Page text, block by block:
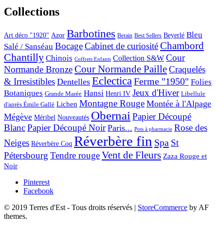
Collections
Art déco "1920" Azor Barbotines Berain Best Sellers Beyerlé Bleu
Salé / Sanséau BocageCabinet de curiositéChambord
Chantilly Chinois Coffrets Enfants Collection S&W Cour
Normande BronzeCour Normande PailleCraquelés
& Irresistibles Dentelles EclecticaFerme "1950" Folies
Botaniques Grande Marée Hansi Henri IV Jeux d'Hiver Libellule
d'après Émile Gallé Lichen Montagne Rouge Montée à l'Alpage
Mégève Méribel Nouveautés ObernaiPapier Découpé
BlancPapier Découpé Noir Paris... Pots à pharmacie Rose des
Neiges Réverbère Coq Réverbère fin Spa St
Pétersbourg Tendre rougeVent de Fleurs Zaza Rouge et
Noir
Pinterest
Facebook
© 2019 Terres d'Est - Tous droits réservés
StoreCommerce by AF
themes.